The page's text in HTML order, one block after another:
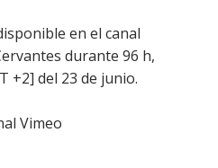
en el canal
durante 96 h,
+2] del 23 de junio.
Vimeo